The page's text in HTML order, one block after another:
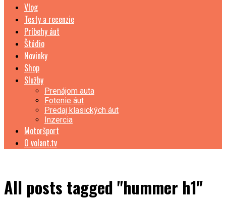
Vlog
Testy a recenzie
Príbehy áut
Štúdio
Novinky
Shop
Služby
Prenájom auta
Fotenie áut
Predaj klasických áut
Inzercia
Motoršport
O volant.tv
All posts tagged "hummer h1"